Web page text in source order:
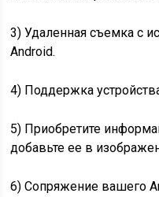
3) Удаленная съемка с
Android.
4) Поддержка
5) Приобретите
добавьте ее в
6) Сопряжение вашего